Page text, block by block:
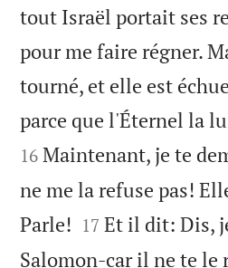
tout Israël portait ses
pour me faire régner.
tourné, et elle est
parce que l'Éternel la
16 Maintenant, je te
ne me la refuse pas!
Parle! 

17 Et il dit: Dis,
Salomon-car il ne te le